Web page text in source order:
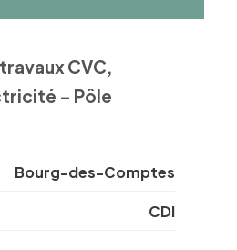
CVC,
– Pôle
Bourg-des-Comptes
CDI